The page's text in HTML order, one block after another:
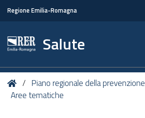
Regione Emilia-Romagna
Salute
Tu
sei
HomePiano regionale della prevenzione
Aree tematiche